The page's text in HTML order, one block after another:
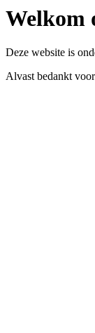
Welkom
Deze website is
Alvast bedankt